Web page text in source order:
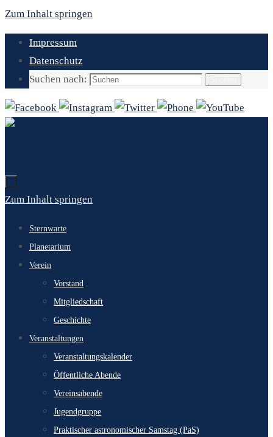
Zum Inhalt springen
Impressum
Datenschutz
Suchen nach:
Zum Inhalt springen
Sternwarte
Planetarium
Verein
Vorstand
Mitgliedschaft
Geschichte
Veranstaltungen
Veranstaltungskalender
Öffentliche Abende
Vereinsabende
Jugendgruppe
Praktischer astronomischer Samstag (PaS)